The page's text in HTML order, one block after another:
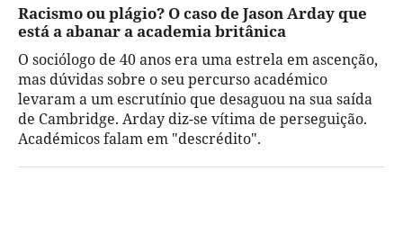
Racismo ou plágio? O caso de Jason Arday que
está a abanar a academia britânica
O sociólogo de 40 anos era uma estrela em ascenção,
mas dúvidas sobre o seu percurso académico
levaram a um escrutínio que desaguou na sua saída
de Cambridge. Arday diz-se vítima de perseguição.
Académicos falam em "descrédito".